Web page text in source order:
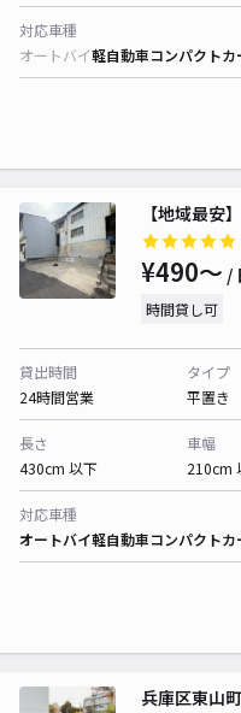
対応車種
オートバイ軽自動車コンパクトカ
【地域最安
¥490〜 /
時間貸し可
貸出時間
24時間営業
タイプ
平置き
長さ
430cm 以下
車幅
210cm
対応車種
オートバイ軽自動車コンパクトカ
兵庫区東山